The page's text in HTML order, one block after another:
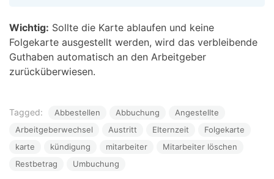
Wichtig: Sollte die Karte ablaufen und keine
Folgekarte ausgestellt werden, wird das verbleibende
Guthaben automatisch an den Arbeitgeber
zurücküberwiesen.
Tagged: Abbestellen Abbuchung
Angestellte
Arbeitgeberwechsel
Austritt Elternzeit
Folgekarte
karte
kündigung mitarbeiter
Mitarbeiter löschen
Restbetrag
Umbuchung